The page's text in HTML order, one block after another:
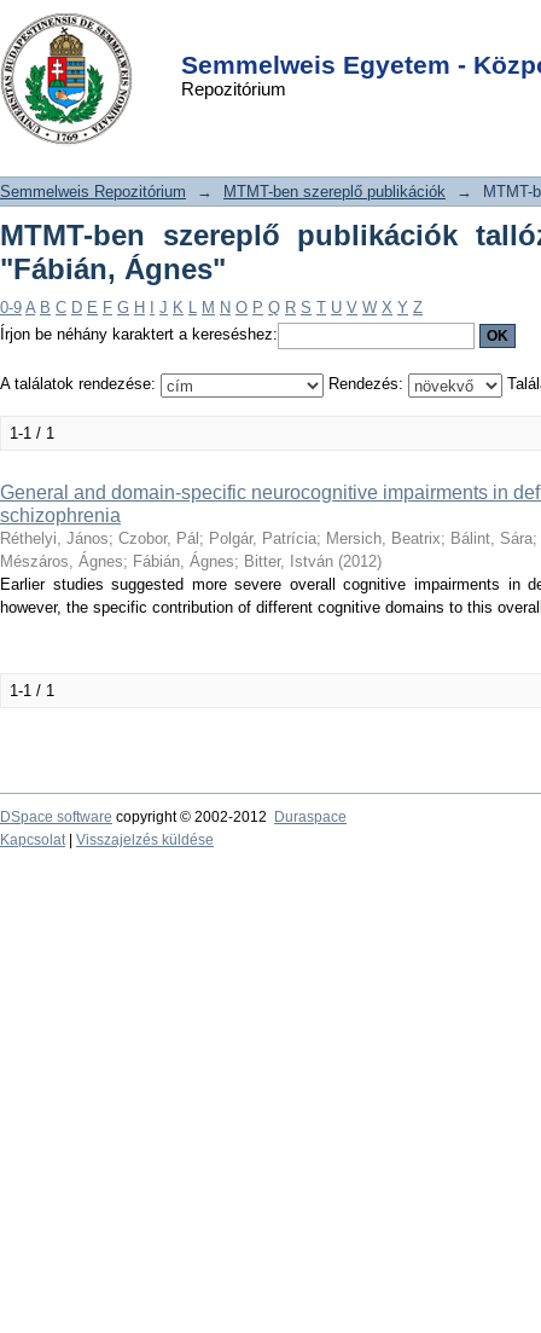
Semmelweis Egyetem -
Repozitórium
MTMT-ben szereplő publikációk
tallózása szerző szerint "Fábián,
Ágnes"
DSpace/Manakin Repository
Semmelweis Repozitórium → MTMT-ben szereplő publikációk → MTMT-
MTMT-ben szereplő publikációk
"Fábián, Ágnes"
0-9 A B C D E F G H J K L M N O P Q R S T U V W X Y Z
Írjon be néhány karaktert a kereséshez:
A találatok rendezése: Rendezés:
1-1 / 1
General and domain-specific neurocognitive impairments in
schizophrenia
Réthelyi, János; Czobor, Pál ; Polgár, Patrícia; Mersich, Beatrix; Bálint, Sára;
Mészáros, Ágnes; Fábián, Ágnes; Bitter, István (2012)
Earlier studies suggested more severe overall cognitive impairments in
however, the specific contribution of different cognitive domains to this
1-1 / 1
DSpace software copyright © 2002-2012
Duraspace
Kapcsolat| Visszajelzés küldése